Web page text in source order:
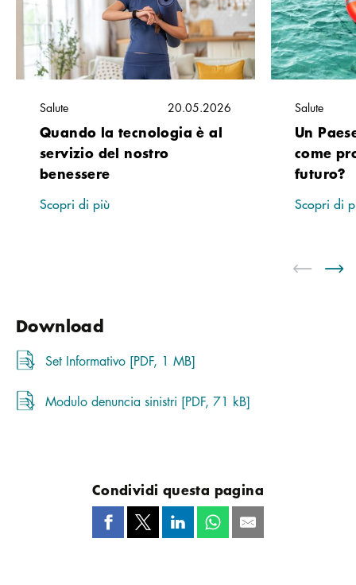
Salute 20.05.2026
Quando la tecnologia è al
servizio del nostro
benessere
Scopri di più
Salute
Un
come
futuro?
Scopri di
Download
Set Informativo [PDF, 1 MB]
Modulo denuncia sinistri [PDF, 71 kB]
Condividi questa pagina